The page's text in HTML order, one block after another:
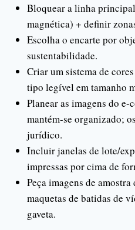
Bloquear a linha
magnética) + definir
Escolha o encarte por
sustentabilidade.
Criar um sistema de
tipo legível em tamanho
Planear as imagens do
mantém-se organizado;
jurídico.
Incluir janelas de lote/
impressas por cima de
Peça imagens de
maquetas de batidas de
gaveta.